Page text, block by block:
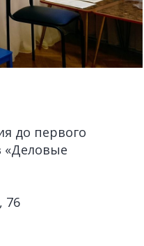
до первого
«Деловые
76